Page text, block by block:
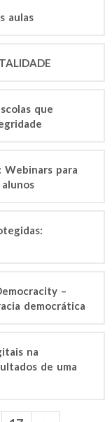
aulas
que
Webinars para
–
democrática
na
de uma